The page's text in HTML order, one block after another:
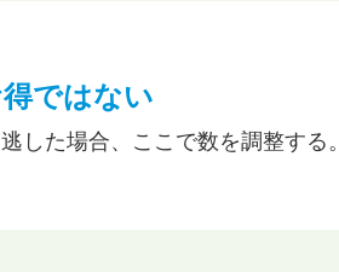
ではない
した場合、ここで数を調整する。